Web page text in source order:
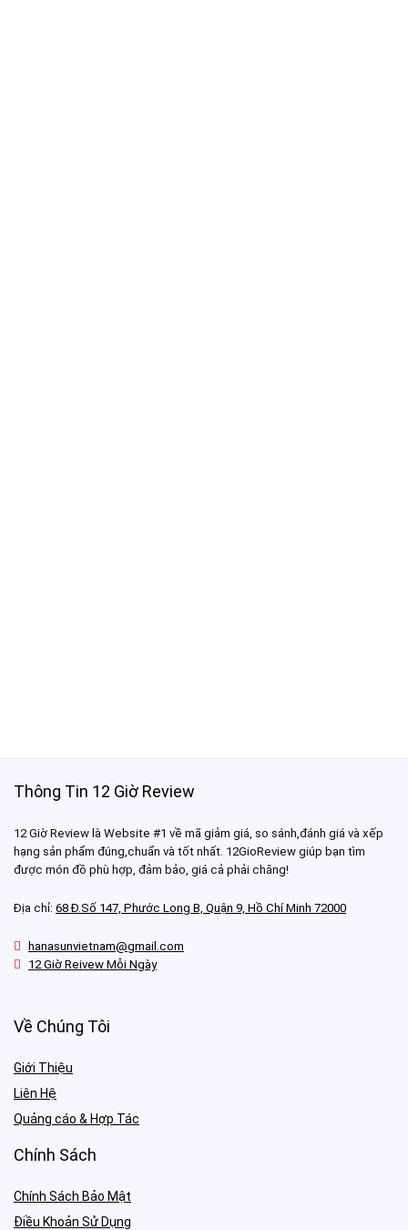
Thông Tin 12 Giờ Review
12 Giờ Review là Website #1 về mã giảm giá, so sánh,đánh giá và xếp
hạng sản phẩm đúng,chuẩn và tốt nhất. 12GioReview giúp bạn tìm
được món đồ phù hợp, đảm bảo, giá cả phải chăng!
Địa chỉ: 68 Đ.Số 147, Phước Long B, Quận 9, Hồ Chí Minh 72000
hanasunvietnam@gmail.com
12 Giờ Reivew Mỗi Ngày
Về Chúng Tôi
Giới Thiệu
Liên Hệ
Quảng cáo & Hợp Tác
Chính Sách
Chính Sách Bảo Mật
Điều Khoản Sử Dụng